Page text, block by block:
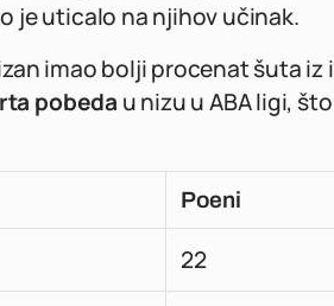
je uticalo na njihov učinak.
imao bolji procenat šuta iz
pobeda u nizu u ABA ligi,
Poeni
22